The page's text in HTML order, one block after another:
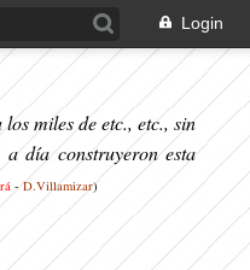
Login
miles de etc., etc., sin
día construyeron esta
- D.Villamizar)